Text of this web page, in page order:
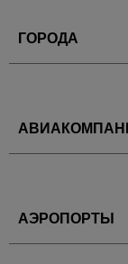
ГОРОДА
АЭРОПОРТЫ